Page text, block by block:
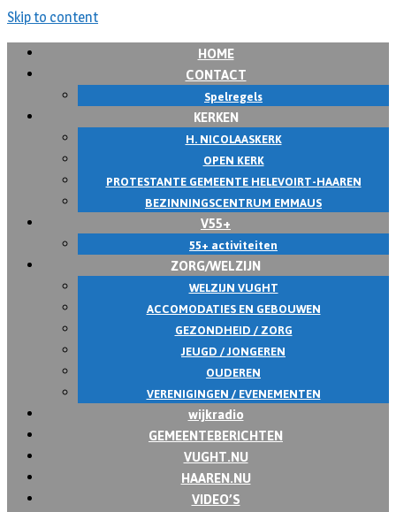
Skip to content
HOME
CONTACT
Spelregels
KERKEN
H. NICOLAASKERK
OPEN KERK
PROTESTANTE GEMEENTE HELEVOIRT-HAAREN
BEZINNINGSCENTRUM EMMAUS
V55+
55+ activiteiten
ZORG/WELZIJN
WELZIJN VUGHT
ACCOMODATIES EN GEBOUWEN
GEZONDHEID / ZORG
JEUGD / JONGEREN
OUDEREN
VERENIGINGEN / EVENEMENTEN
wijkradio
GEMEENTEBERICHTEN
VUGHT.NU
HAAREN.NU
VIDEO’S